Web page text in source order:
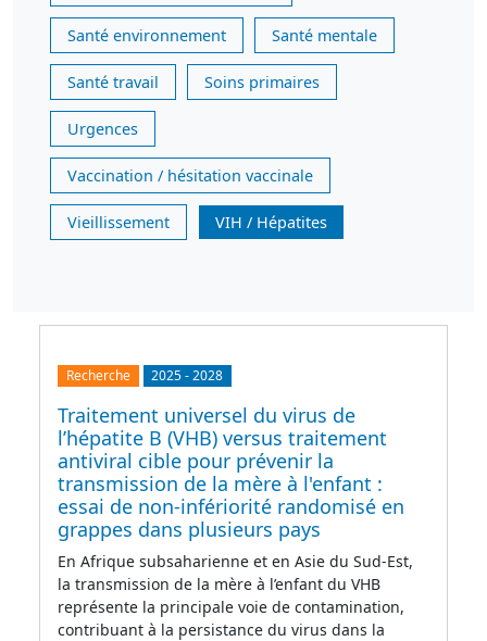
Santé environnement Santé mentale
Santé travail Soins primaires
Urgences
Vaccination / hésitation vaccinale
Vieillissement VIH / Hépatites
Recherche 2025-2028
Traitement universel du virus de
l’hépatite B (VHB) versus traitement
antiviral cible pour prévenir la
transmission de la mère à l'enfant :
essai de non-infériorité randomisé en
grappes dans plusieurs pays
En Afrique subsaharienne et en Asie du Sud-Est,
la transmission de la mère à l’enfant du VHB
représente la principale voie de contamination,
contribuant à la persistance du virus dans la